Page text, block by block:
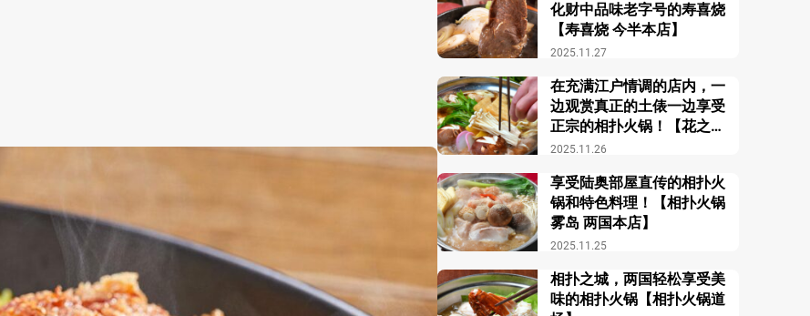
2025.11.27
化财中品味老字号的寿喜烧
【寿喜烧 今半本店】
2025.11.26
在充满江户情调的店内，一
边观赏真正的土俵一边享受
正宗的相扑火锅！【花之舞
江户东京博物馆前店】
2025.11.25
享受陆奥部屋直传的相扑火
锅和特色料理！【相扑火锅
雾岛 两国本店】
相扑之城，两国轻松享受美
味的相扑火锅【相扑火锅道